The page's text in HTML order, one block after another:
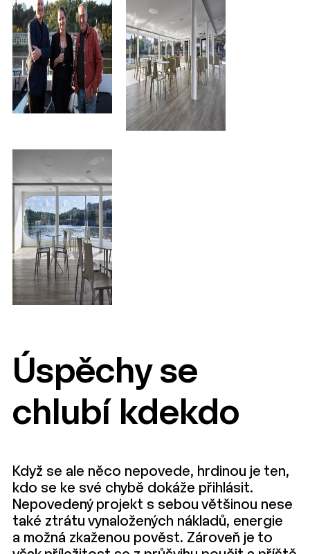
Úspěchy se
chlubí kdekdo
Když se ale něco nepovede, hrdinou je ten,
kdo se ke své chybě dokáže přihlásit.
Nepovedený projekt s sebou většinou nese
také ztrátu vynaložených nákladů, energie
a možná zkaženou pověst. Zároveň je to